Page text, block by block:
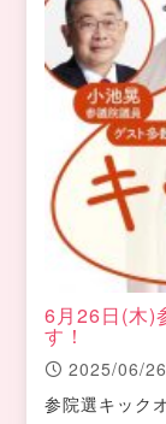
6月26日(木)
す！
2025/06/26
参院選キック